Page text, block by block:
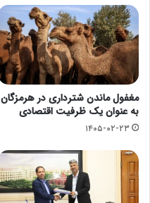
مغفول ماندن شترداری در هرمزگان
به عنوان یک ظرفیت اقتصادی
۱۴۰۵-۰۲-۲۳